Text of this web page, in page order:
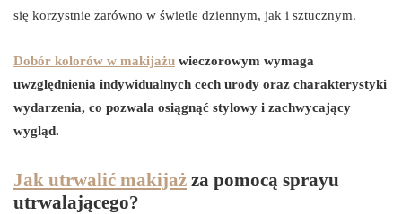
się korzystnie zarówno w świetle dziennym, jak i sztucznym.
Dobór kolorów w makijażu wieczorowym wymaga
uwzględnienia indywidualnych cech urody oraz charakterystyki
wydarzenia, co pozwala osiągnąć stylowy i zachwycający
wygląd.
Jak utrwalić makijaż za pomocą sprayu
utrwalającego?